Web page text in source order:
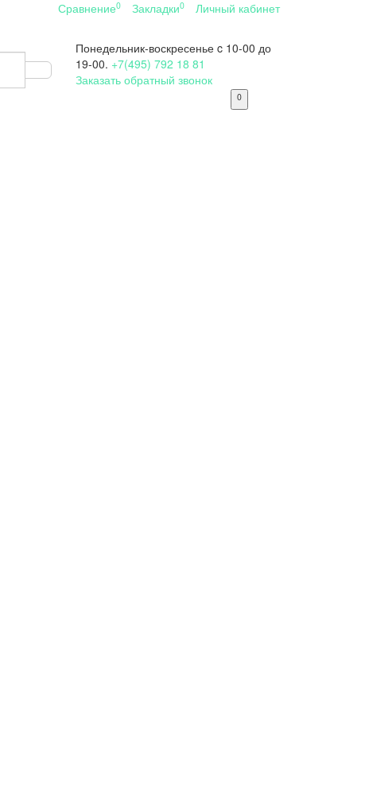
Сравнение0 Закладки0 Личный кабинет
Понедельник-воскресенье c 10-00 до
19-00. +7(495) 792 18 81
Заказать обратный звонок
0